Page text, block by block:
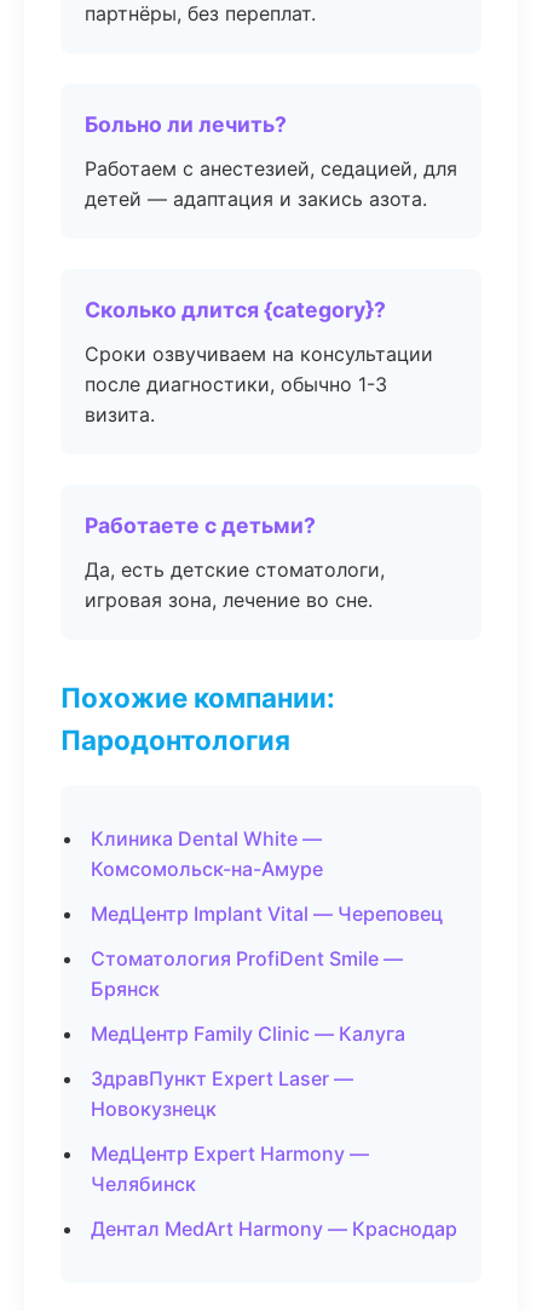
партнёры, без переплат.
Больно ли лечить?
Работаем с анестезией, седацией, для
детей — адаптация и закись азота.
Сколько длится {category}?
Сроки озвучиваем на консультации
после диагностики, обычно 1-3
визита.
Работаете с детьми?
Да, есть детские стоматологи,
игровая зона, лечение во сне.
Похожие компании:
Пародонтология
Клиника Dental White —
Комсомольск-на-Амуре
МедЦентр Implant Vital — Череповец
Стоматология ProfiDent Smile —
Брянск
МедЦентр Family Clinic — Калуга
ЗдравПункт Expert Laser —
Новокузнецк
МедЦентр Expert Harmony —
Челябинск
Дентал MedArt Harmony — Краснодар